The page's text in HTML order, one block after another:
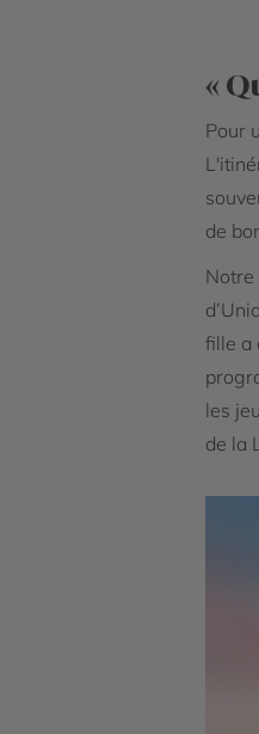
«
Pour
de
Notre
fille a
les
de la